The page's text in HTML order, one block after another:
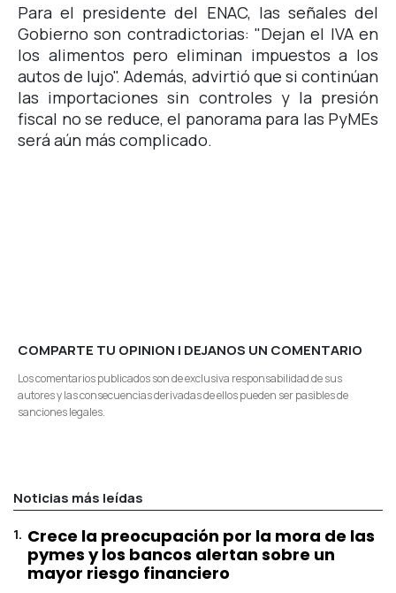
Para el presidente del ENAC, las señales del
Gobierno son contradictorias: "Dejan el IVA en
los alimentos pero eliminan impuestos a los
autos de lujo". Además, advirtió que si continúan
las importaciones sin controles y la presión
fiscal no se reduce, el panorama para las PyMEs
será aún más complicado.
COMPARTE TU OPINION | DEJANOS UN COMENTARIO
Los comentarios publicados son de exclusiva responsabilidad de sus
autores y las consecuencias derivadas de ellos pueden ser pasibles de
sanciones legales.
Noticias más leídas
1. Crece la preocupación por la mora de las
pymes y los bancos alertan sobre un
mayor riesgo financiero